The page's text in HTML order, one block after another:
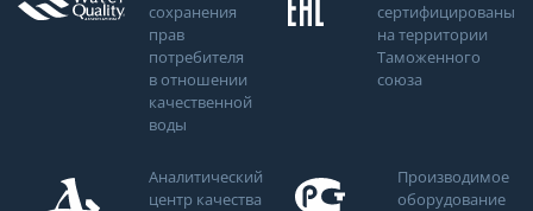
сохранения
прав
потребителя
в отношении
качественной
воды
сертифицированы
на территории
Таможенного
союза
Аналитический
центр качества
Производимое
оборудование